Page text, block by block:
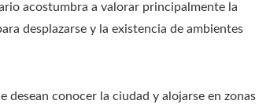
acostumbra a valorar principalmente la
desplazarse y la existencia de ambientes
desean conocer la ciudad y alojarse en zonas